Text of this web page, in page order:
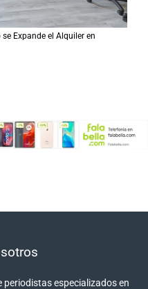
Expande el Alquiler en
especializados en